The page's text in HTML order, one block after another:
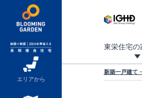
エリアから
東栄住宅の
新築一戸建て